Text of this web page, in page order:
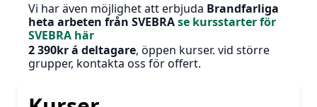
Vi har även möjlighet att erbjuda Brandfarliga
heta arbeten från SVEBRAse kursstarter för
SVEBRA här
2 390kr á deltagare, öppen kurser. vid större
grupper, kontakta oss för offert.